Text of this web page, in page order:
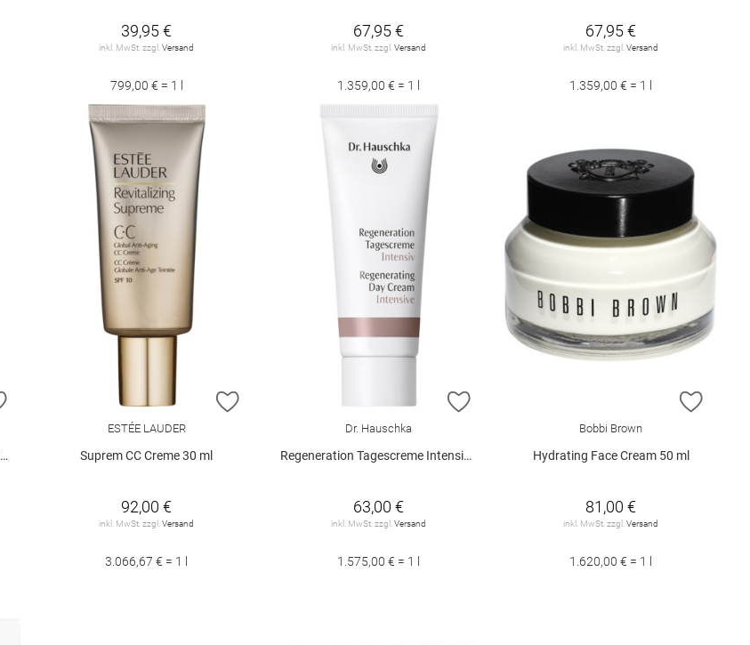
39,95 €
inkl. MwSt. zzgl.Versand
799,00 € = 1 l
67,95 €
inkl. MwSt. zzgl.Versand
1.359,00 € = 1 l
67,95 €
inkl. MwSt. zzgl.Versand
1.359,00 € = 1 l
ZUR WUNSCHLISTE HINZUFÜGEN ZUR WUNSCHLISTE HINZUFÜGEN
ESTÉE LAUDER
Suprem CC Creme 30 ml
92,00 €
inkl. MwSt. zzgl.Versand
3.066,67 € = 1 l
Dr. Hauschka
Regeneration Tagescreme Intensive 40 ml
63,00 €
inkl. MwSt. zzgl.Versand
1.575,00 € = 1 l
ZUR
Bobbi Brown
Hydrating Face Cream 50 ml
81,00 €
inkl. MwSt. zzgl.Versand
1.620,00 € = 1 l